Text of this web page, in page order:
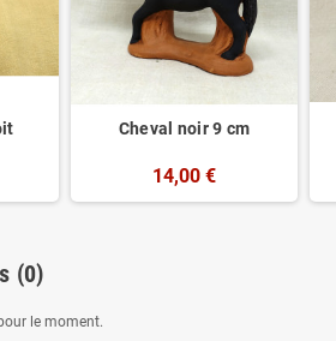
Cheval noir 9 cm
14,00 €
(0)
le moment.